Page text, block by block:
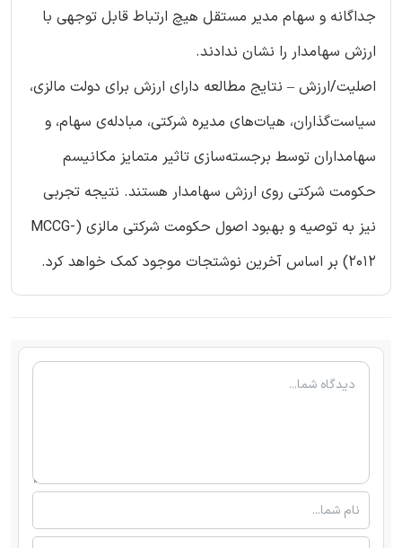
جداگانه و سهام مدیر مستقل هیچ ارتباط قابل توجهی با
ارزش سهامدار را نشان ندادند.
اصلیت/ارزش – نتایج مطالعه دارای ارزش برای دولت مالزی،
سیاست‌گذاران، هیات‌های مدیره‌ شرکتی، مبادله‌ی سهام، و
سهامداران توسط برجسته‌سازی تاثیر متمایز مکانیسم
حکومت شرکتی روی ارزش سهامدار هستند. نتیجه‌ تجربی
نیز به توصیه و بهبود اصول حکومت شرکتی مالزی (MCCG-
2012) بر اساس آخرین نوشتجات موجود کمک خواهد کرد.